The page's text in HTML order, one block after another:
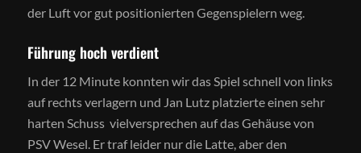
der Luft vor gut positionierten Gegenspielern weg.
Führung hoch verdient
In der 12 Minute konnten wir das Spiel schnell von links
auf rechts verlagern und Jan Lutz platzierte einen sehr
harten Schuss vielversprechen auf das Gehäuse von
PSV Wesel. Er traf leider nur die Latte, aber den